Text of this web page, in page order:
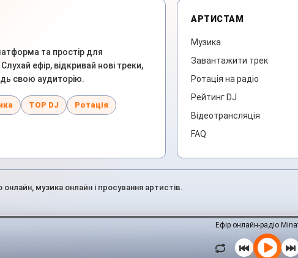
та простір для
ефір, відкривай нові треки,
свою аудиторію.
TOP DJ Ротація
АРТИСТАМ
Музика
Завантажити трек
Ротація на радіо
Рейтинг DJ
Відеотрансляція
FAQ
музика онлайн і просування артистів.
Ефір онлайн-радіо